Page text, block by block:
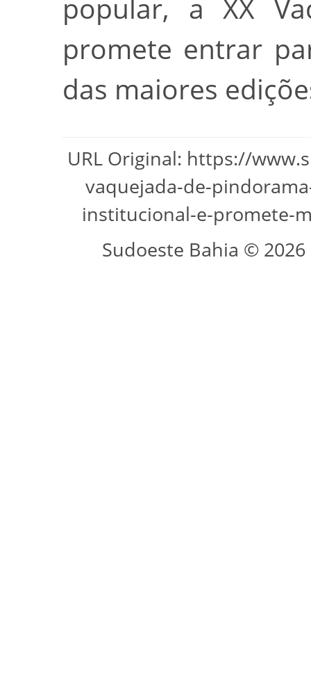
popular, a XX
promete entrar
das maiores
URL Original: https://
vaquejada-de-
institucional-e-promete-
Sudoeste Bahia ©